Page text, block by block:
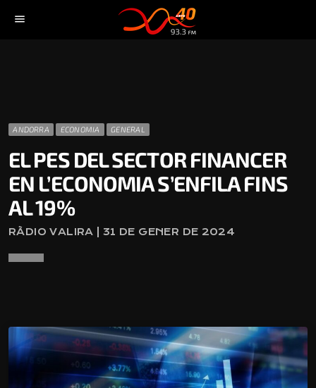
menu
ANDORRA ECONOMIA GENERAL
EL PES DEL SECTOR FINANCER
EN L’ECONOMIA S’ENFILA FINS
AL 19%
RÀDIO VALIRA | 31 DE GENER DE 2024